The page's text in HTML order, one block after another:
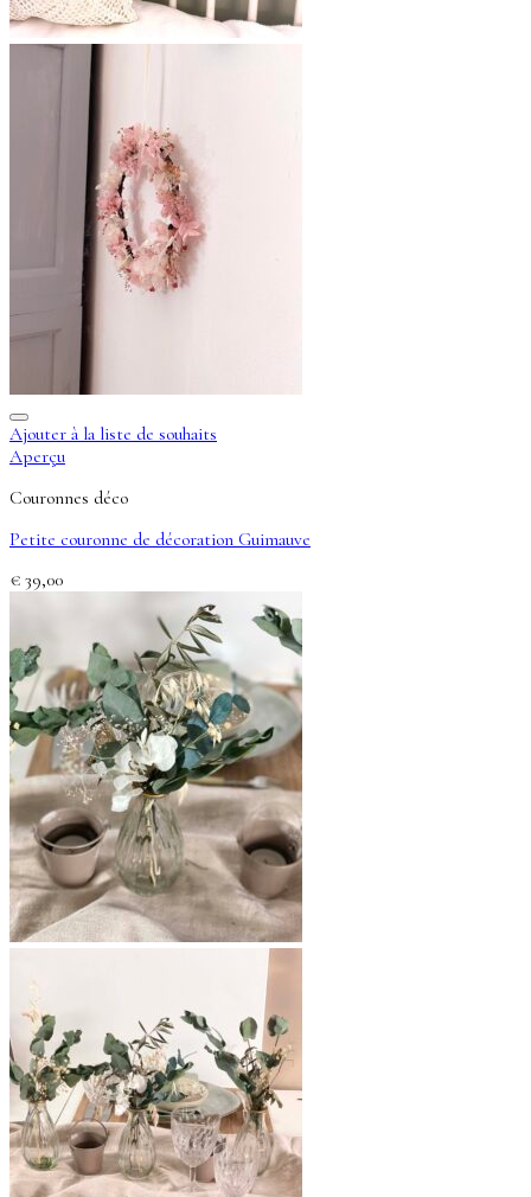
Ajouter à la liste de souhaits
Aperçu
Couronnes déco
Petite couronne de décoration Guimauve
€ 39,00